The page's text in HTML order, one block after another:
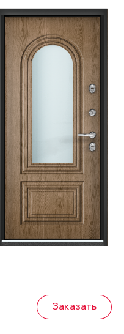
Заказать